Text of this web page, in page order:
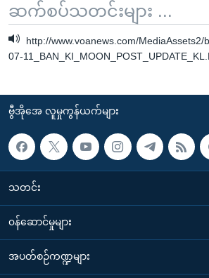
ဆက်စပ်သတင်းများ ...
http://www.voanews.com/MediaAssets2/
07-
ဗွီအိုအေ လူမှုကွန်ယက်များ
သတင်း
၀န်ဆောင်မှုများ
အပတ်စဉ်ကဏ္ဍများ